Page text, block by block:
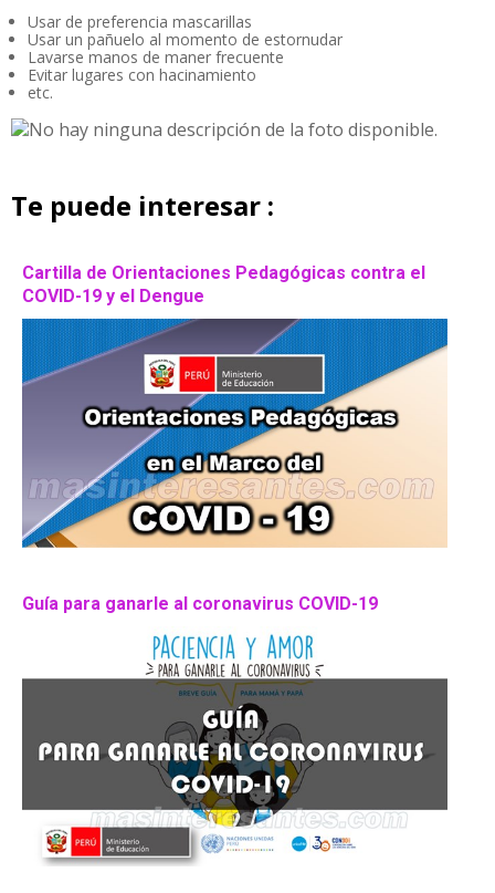
Usar de preferencia mascarillas
Usar un pañuelo al momento de estornudar
Lavarse manos de maner frecuente
Evitar lugares con hacinamiento
etc.
Te puede interesar :
Cartilla de Orientaciones Pedagógicas contra el
COVID-19 y el Dengue
Guía para ganarle al coronavirus COVID-19